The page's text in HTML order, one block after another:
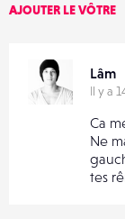
AJOUTER LE VÔTRE
Lâm
Il y a
Ca
Ne
tes